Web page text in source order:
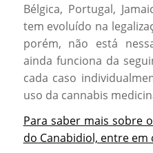
Bélgica, Portugal,
tem evoluído na
porém, não está
ainda funciona da
cada caso
uso da cannabis
Para saber mais sobre
do Canabidiol, entre em